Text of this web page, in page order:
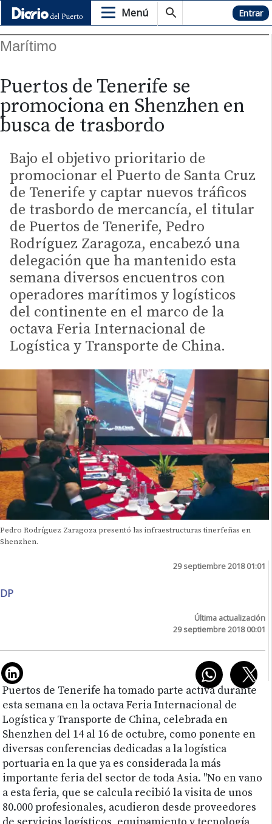
Menú Hemeroteca Entrar
Marítimo
Puertos de Tenerife se
promociona en Shenzhen en
busca de trasbordo
Bajo el objetivo prioritario de
promocionar el Puerto de Santa Cruz
de Tenerife y captar nuevos tráficos
de trasbordo de mercancía, el titular
de Puertos de Tenerife, Pedro
Rodríguez Zaragoza, encabezó una
delegación que ha mantenido esta
semana diversos encuentros con
operadores marítimos y logísticos
del continente en el marco de la
octava Feria Internacional de
Logística y Transporte de China.
Pedro Rodríguez Zaragoza presentó las infraestructuras tinerfeñas en
Shenzhen.
29 septiembre 2018 01:01
DP
Última actualización
29 septiembre 2018 00:01
Puertos de Tenerife ha tomado parte activa durante
esta semana en la octava Feria Internacional de
Logística y Transporte de China, celebrada en
Shenzhen del 14 al 16 de octubre, como ponente en
diversas conferencias dedicadas a la logística
portuaria en la que ya es considerada la más
importante feria del sector de toda Asia. "No en vano
a esta feria, que se calcula recibió la visita de unos
80.000 profesionales, acudieron desde proveedores